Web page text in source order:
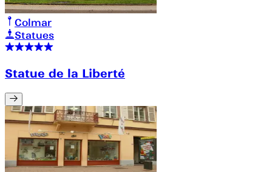
Colmar
Statues
Statue de la Liberté